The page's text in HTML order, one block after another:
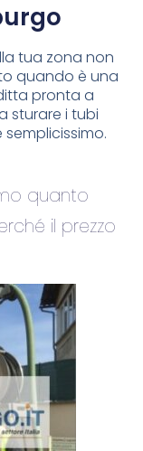
tua zona non
quando è una
pronta a
sturare i tubi
quanto
il prezzo